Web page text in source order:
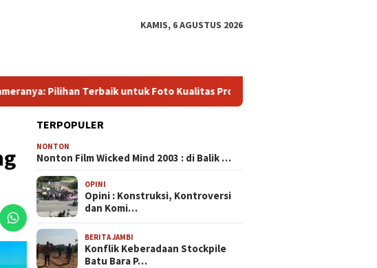
KAMIS, 6 AGUSTUS 2026
Terbaik untuk Foto Kualitas Profesional di Genggaman Anda
TERPOPULER
NONTON
Nonton Film Wicked Mind 2003 : di Balik …
OPINI
Opini : Konstruksi, Kontroversi
dan Komi…
BERITA JAMBI
Konflik Keberadaan Stockpile
Batu Bara P…